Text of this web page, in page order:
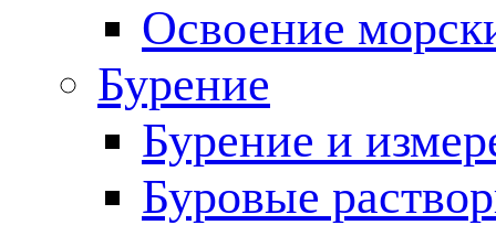
Освоение
Бурение
Бурение и
Буровые